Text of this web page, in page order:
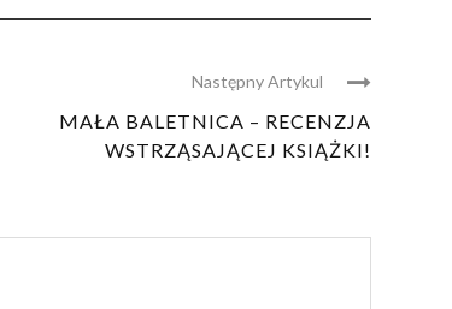
Następny Artykul
MAŁA BALETNICA – RECENZJA
WSTRZĄSAJĄCEJ KSIĄŻKI!